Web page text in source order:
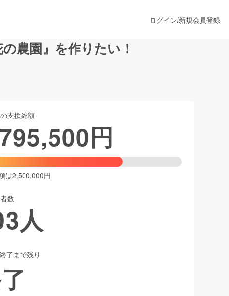
ファッション
ア
ログイン/新規会員登録
農園』を作りたい！
支援総額
円
は2,500,000円
数
人
了まで残り